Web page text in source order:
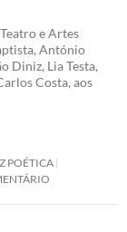
e Artes
António
Diniz, Lia Testa,
Costa, aos
POÉTICA